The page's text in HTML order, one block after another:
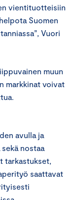
vientituotteisiin
Suomen
Vuori
muun
markkinat voivat
avulla ja
nostaa
tarkastukset,
saattavat